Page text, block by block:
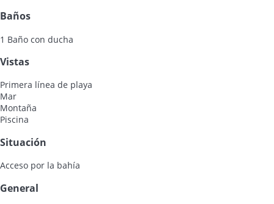
Baños
1 Baño con ducha
Vistas
Primera línea de playa
Mar
Montaña
Piscina
Situación
Acceso por la bahía
General